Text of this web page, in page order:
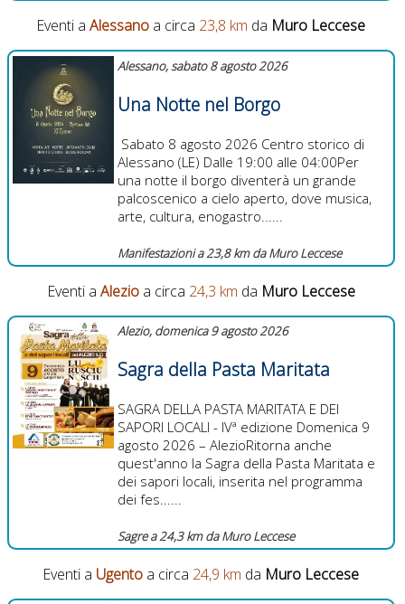
Eventi aAlessano a circa 23,8 km da Muro Leccese
Alessano, sabato 8 agosto 2026
Una Notte nel Borgo
Sabato 8 agosto 2026 Centro storico di
Alessano (LE) Dalle 19:00 alle 04:00Per
una notte il borgo diventerà un grande
palcoscenico a cielo aperto, dove musica,
arte, cultura, enogastro......
Manifestazioni a 23,8 km da Muro Leccese
Eventi a Alezioa circa 24,3 km da Muro Leccese
Alezio, domenica 9 agosto 2026
Sagra della Pasta Maritata
SAGRA DELLA PASTA MARITATA E DEI
SAPORI LOCALI - IVª edizione Domenica 9
agosto 2026 – AlezioRitorna anche
quest'anno la Sagra della Pasta Maritata e
dei sapori locali, inserita nel programma
dei fes......
Sagre a 24,3 km da Muro Leccese
Eventi a Ugento a circa 24,9 km da Muro Leccese